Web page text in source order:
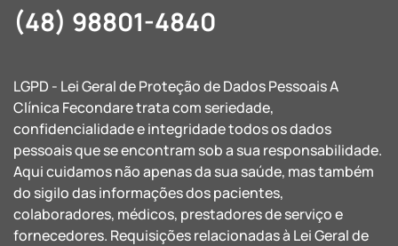
(48) 98801-4840
LGPD - Lei Geral de Proteção de Dados Pessoais A
Clínica Fecondare trata com seriedade,
confidencialidade e integridade todos os dados
pessoais que se encontram sob a sua responsabilidade.
Aqui cuidamos não apenas da sua saúde, mas também
do sigilo das informações dos pacientes,
colaboradores, médicos, prestadores de serviço e
fornecedores. Requisições relacionadas à Lei Geral de